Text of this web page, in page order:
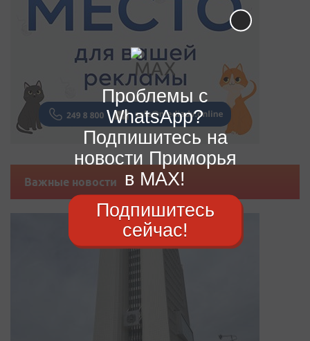
Важные новости
Проблемы с
WhatsApp?
Подпишитесь на
новости Приморья
в MAX!
Подпишитесь
сейчас!